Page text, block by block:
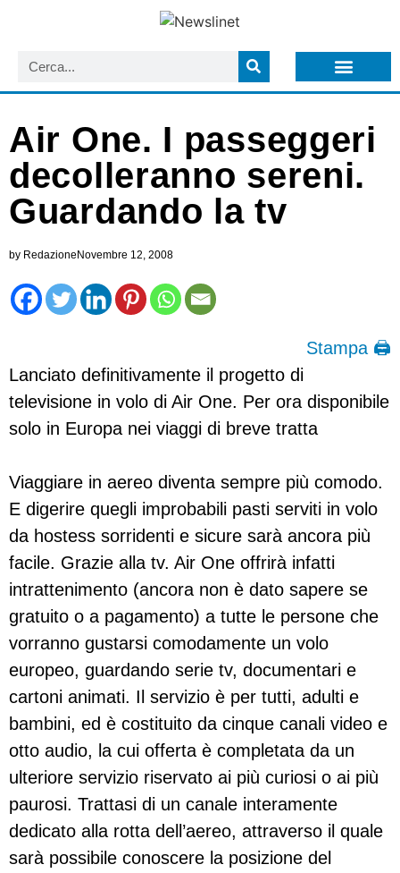
Air One. I passeggeri
decolleranno sereni.
Guardando la tv
by RedazioneNovembre 12, 2008
Stampa 🖨
Lanciato definitivamente il progetto di
televisione in volo di Air One. Per ora disponibile
solo in Europa nei viaggi di breve tratta
Viaggiare in aereo diventa sempre più comodo.
E digerire quegli improbabili pasti serviti in volo
da hostess sorridenti e sicure sarà ancora più
facile. Grazie alla tv. Air One offrirà infatti
intrattenimento (ancora non è dato sapere se
gratuito o a pagamento) a tutte le persone che
vorranno gustarsi comodamente un volo
europeo, guardando serie tv, documentari e
cartoni animati. Il servizio è per tutti, adulti e
bambini, ed è costituito da cinque canali video e
otto audio, la cui offerta è completata da un
ulteriore servizio riservato ai più curiosi o ai più
paurosi. Trattasi di un canale interamente
dedicato alla rotta dell’aereo, attraverso il quale
sarà possibile conoscere la posizione del